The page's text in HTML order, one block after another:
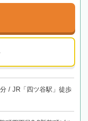
/ JR「四ツ谷駅」徒歩